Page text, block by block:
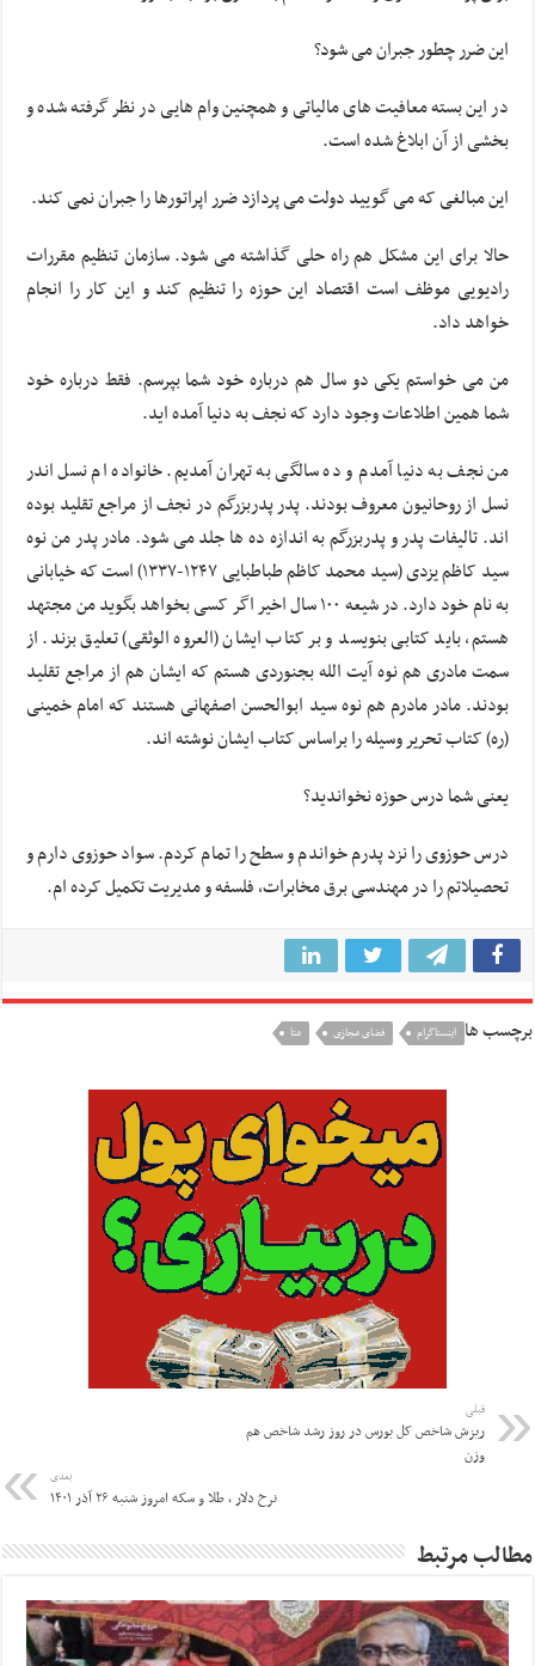
این ضرر چطور جبران می شود؟
در این بسته معافیت های مالیاتی و همچنین وام هایی در نظر گرفته شده و
بخشی از آن ابلاغ شده است.
این مبالغی که می گویید دولت می پردازد ضرر اپراتورها را جبران نمی کند.
حالا برای این مشکل هم راه حلی گذاشته می شود. سازمان تنظیم مقررات
رادیویی موظف است اقتصاد این حوزه را تنظیم کند و این کار را انجام
خواهد داد.
من می خواستم یکی دو سال هم درباره خود شما بپرسم. فقط درباره خود
شما همین اطلاعات وجود دارد که نجف به دنیا آمده اید.
من نجف به دنیا آمدم و ده سالگی به تهران آمدیم. خانواده ام نسل اندر
نسل از روحانیون معروف بودند. پدر پدربزرگم در نجف از مراجع تقلید بوده
اند. تالیفات پدر و پدربزرگم به اندازه ده ها جلد می شود. مادر پدر من نوه
سید کاظم یزدی (سید محمد کاظم طباطبایی ۱۲۴۷-۱۳۳۷) است که خیابانی
به نام خود دارد. در شیعه ۱۰۰ سال اخیر اگر کسی بخواهد بگوید من مجتهد
هستم، باید کتابی بنویسد و بر کتاب ایشان (العروه الوثقی) تعلیق بزند. از
سمت مادری هم نوه آیت الله بجنوردی هستم که ایشان هم از مراجع تقلید
بودند. مادر مادرم هم نوه سید ابوالحسن اصفهانی هستند که امام خمینی
(ره) کتاب تحریر وسیله را براساس کتاب ایشان نوشته اند.
یعنی شما درس حوزه نخواندید؟
درس حوزوی را نزد پدرم خواندم و سطح را تمام کردم. سواد حوزوی دارم و
تحصیلاتم را در مهندسی برق مخابرات، فلسفه و مدیریت تکمیل کرده ام.
برچسب ها اینستاگرام فضای مجازی متا
قبلی
ریزش شاخص کل بورس در روز رشد شاخص هم
وزن
بعدی
نرخ دلار ، طلا و سکه امروز شنبه ۲۶ آذر ۱۴۰۱
مطالب مرتبط